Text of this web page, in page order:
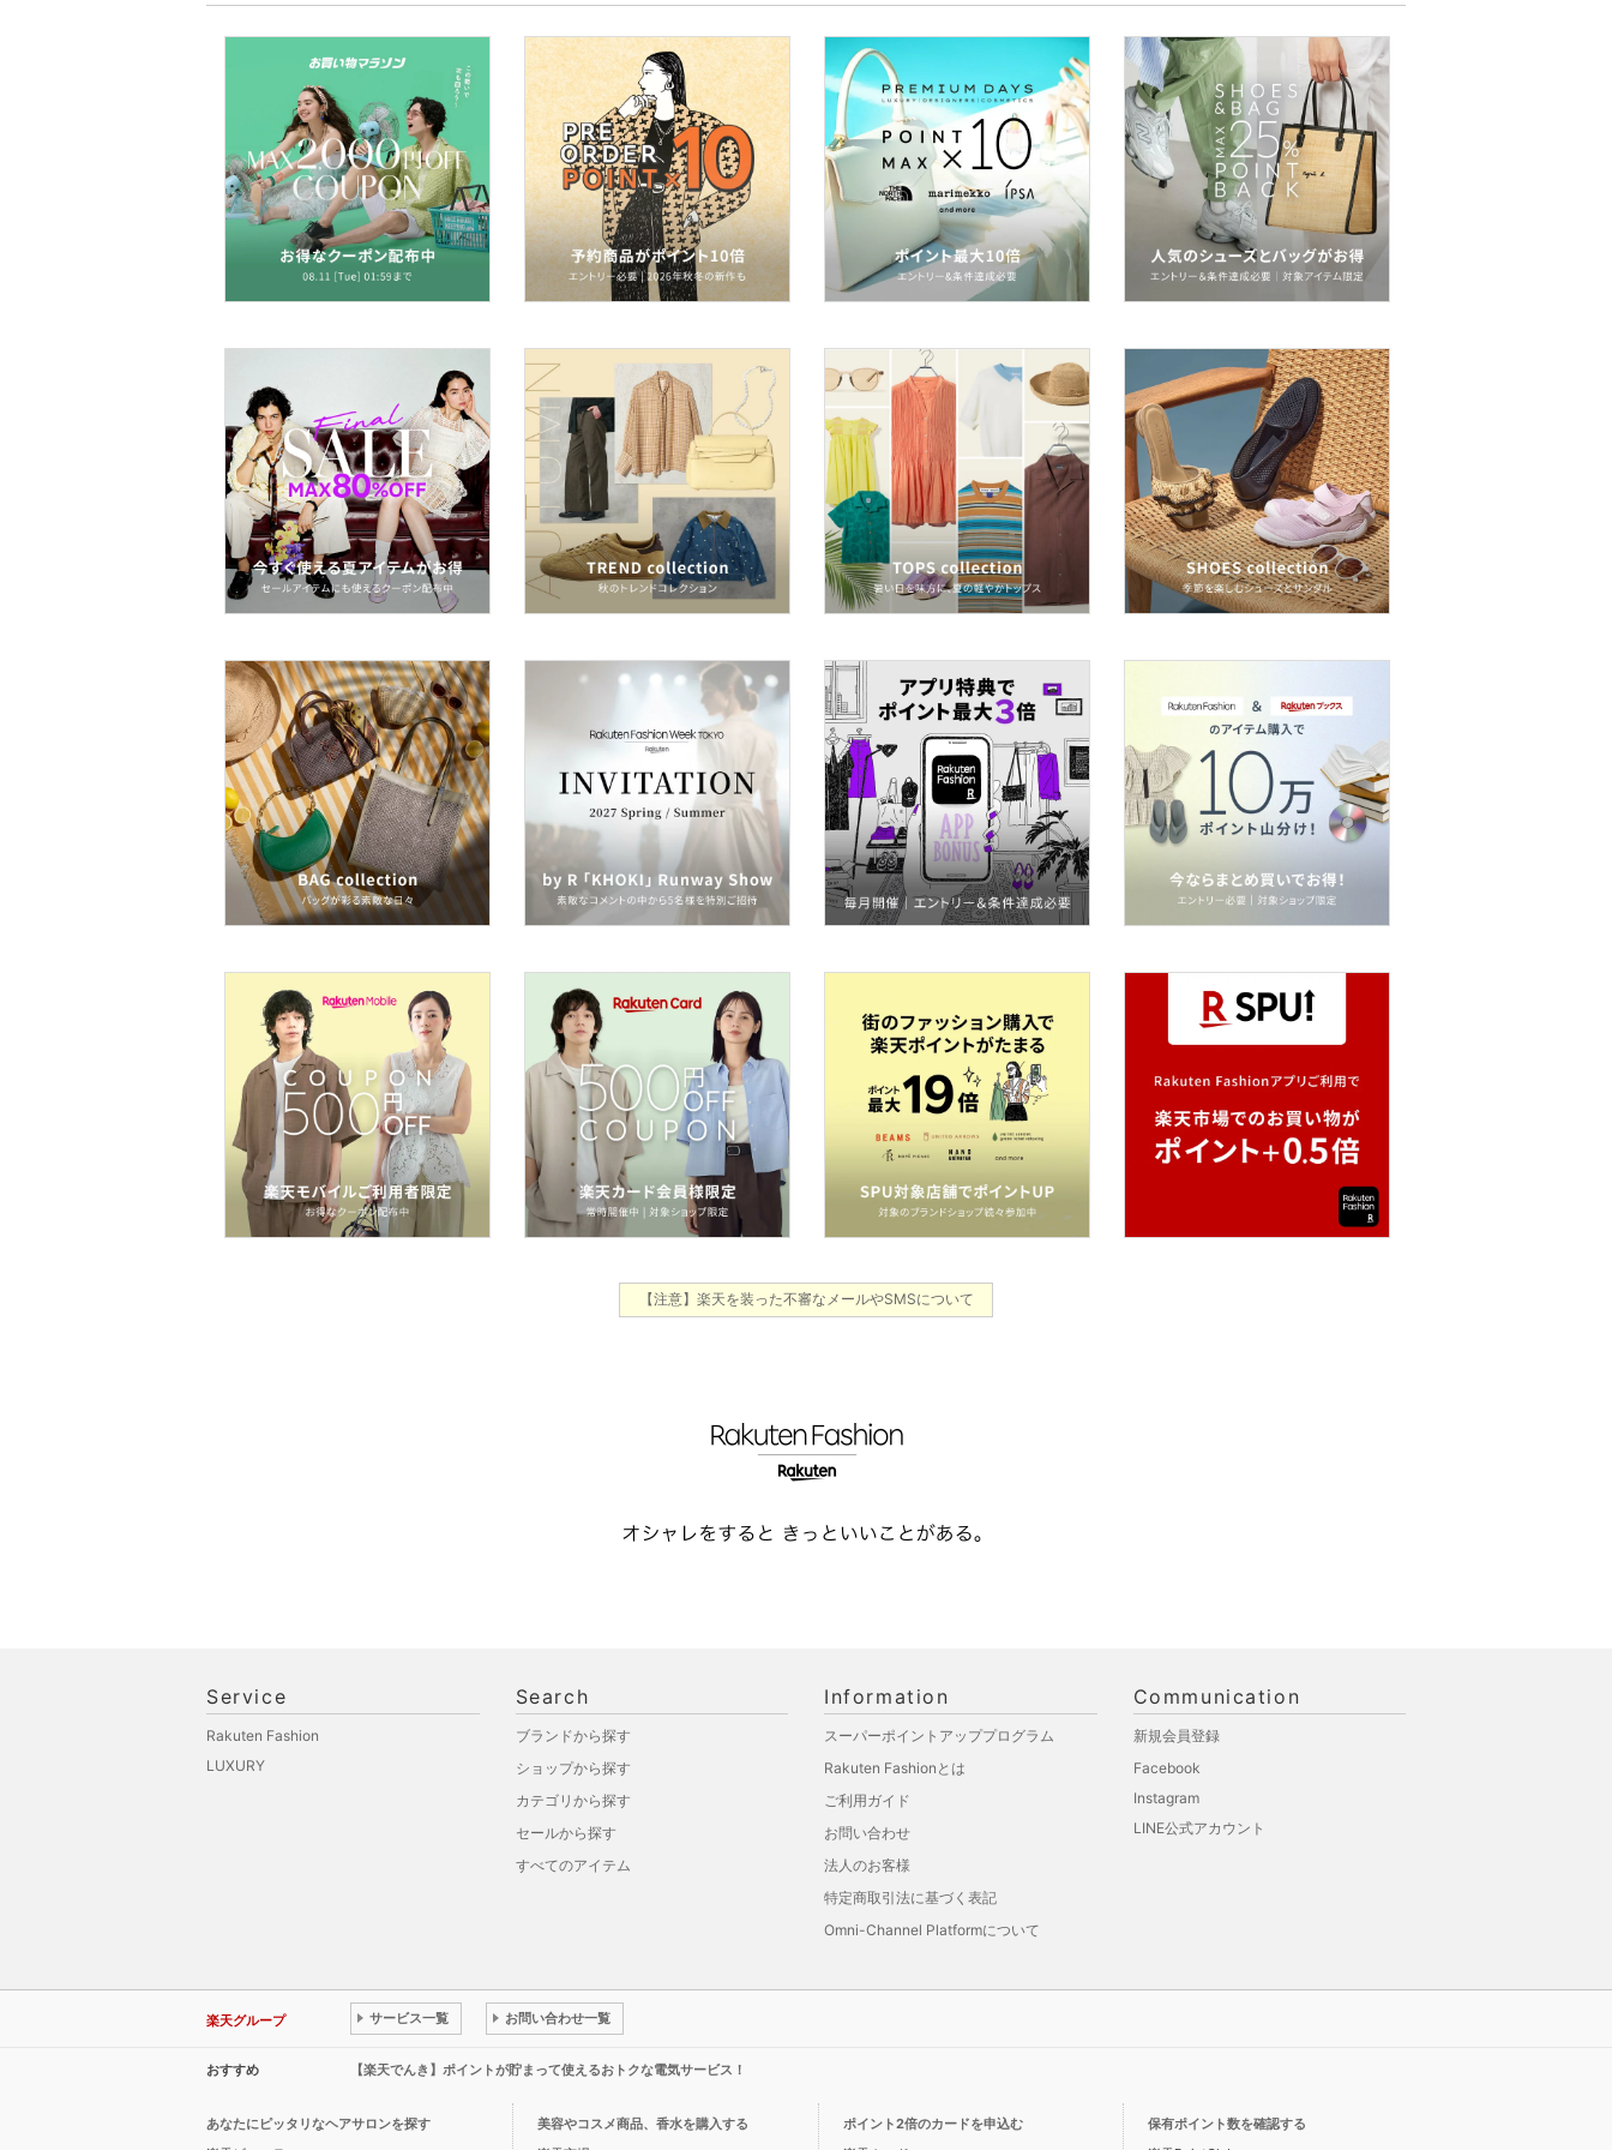
靴下・レッグウェア
ファッション雑貨
アクセサリー・腕時計
財布・ポーチ・ケース
ヘアアクセサリー
スーツ・フォーマル
水着・スイムグッズ
着物・浴衣・和装小物
スキンケア
メイクアップ
ネイル
ボディケア・オーラルケ
ア
ヘアケア
フレグランス
コフレ・キット・セット
食器・調理器具・キッチ
ン用品
インテリア・生活雑貨
スマホグッズ・オーディ
クリア 絞り込み
【注意】楽天を装った不審なメールやSMSについて
Service
Rakuten Fashion
LUXURY
Search
ブランドから探す
ショップから探す
カテゴリから探す
セールから探す
すべてのアイテム
Information
スーパーポイントアッププログラム
Rakuten Fashionとは
ご利用ガイド
お問い合わせ
法人のお客様
特定商取引法に基づく表記
Omni-Channel Platformについて
Communication
新規会員登録
Facebook
Instagram
LINE公式アカウント
楽天グループ サービス一覧 お問い合わせ一覧
おすすめ 【楽天でんき】ポイントが貯まって使えるおトクな電気サービス！
あなたにピッタリなヘアサロンを探す
美容やコスメ商品、香水を購入する
ポイント2倍のカードを申込む
保有ポイント数を確認する